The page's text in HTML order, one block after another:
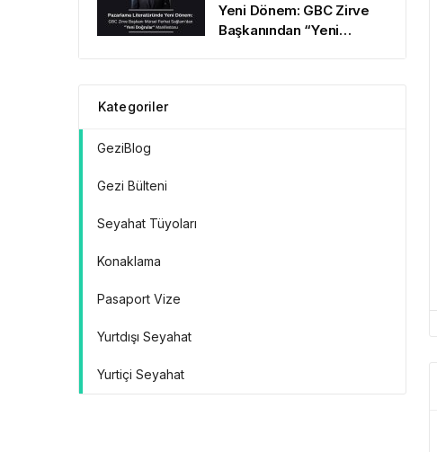
Yeni Dönem: GBC Zirve
Başkanından “Yeni
Kategoriler
GeziBlog
Gezi Bülteni
Seyahat Tüyoları
Konaklama
Pasaport Vize
Yurtdışı Seyahat
Yurtiçi Seyahat